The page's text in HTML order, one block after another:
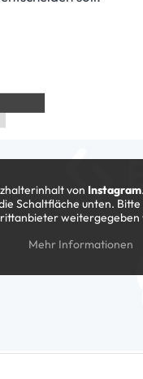
von Instagram
Schaltfläche unten.
weitergegeben
Mehr Informationen